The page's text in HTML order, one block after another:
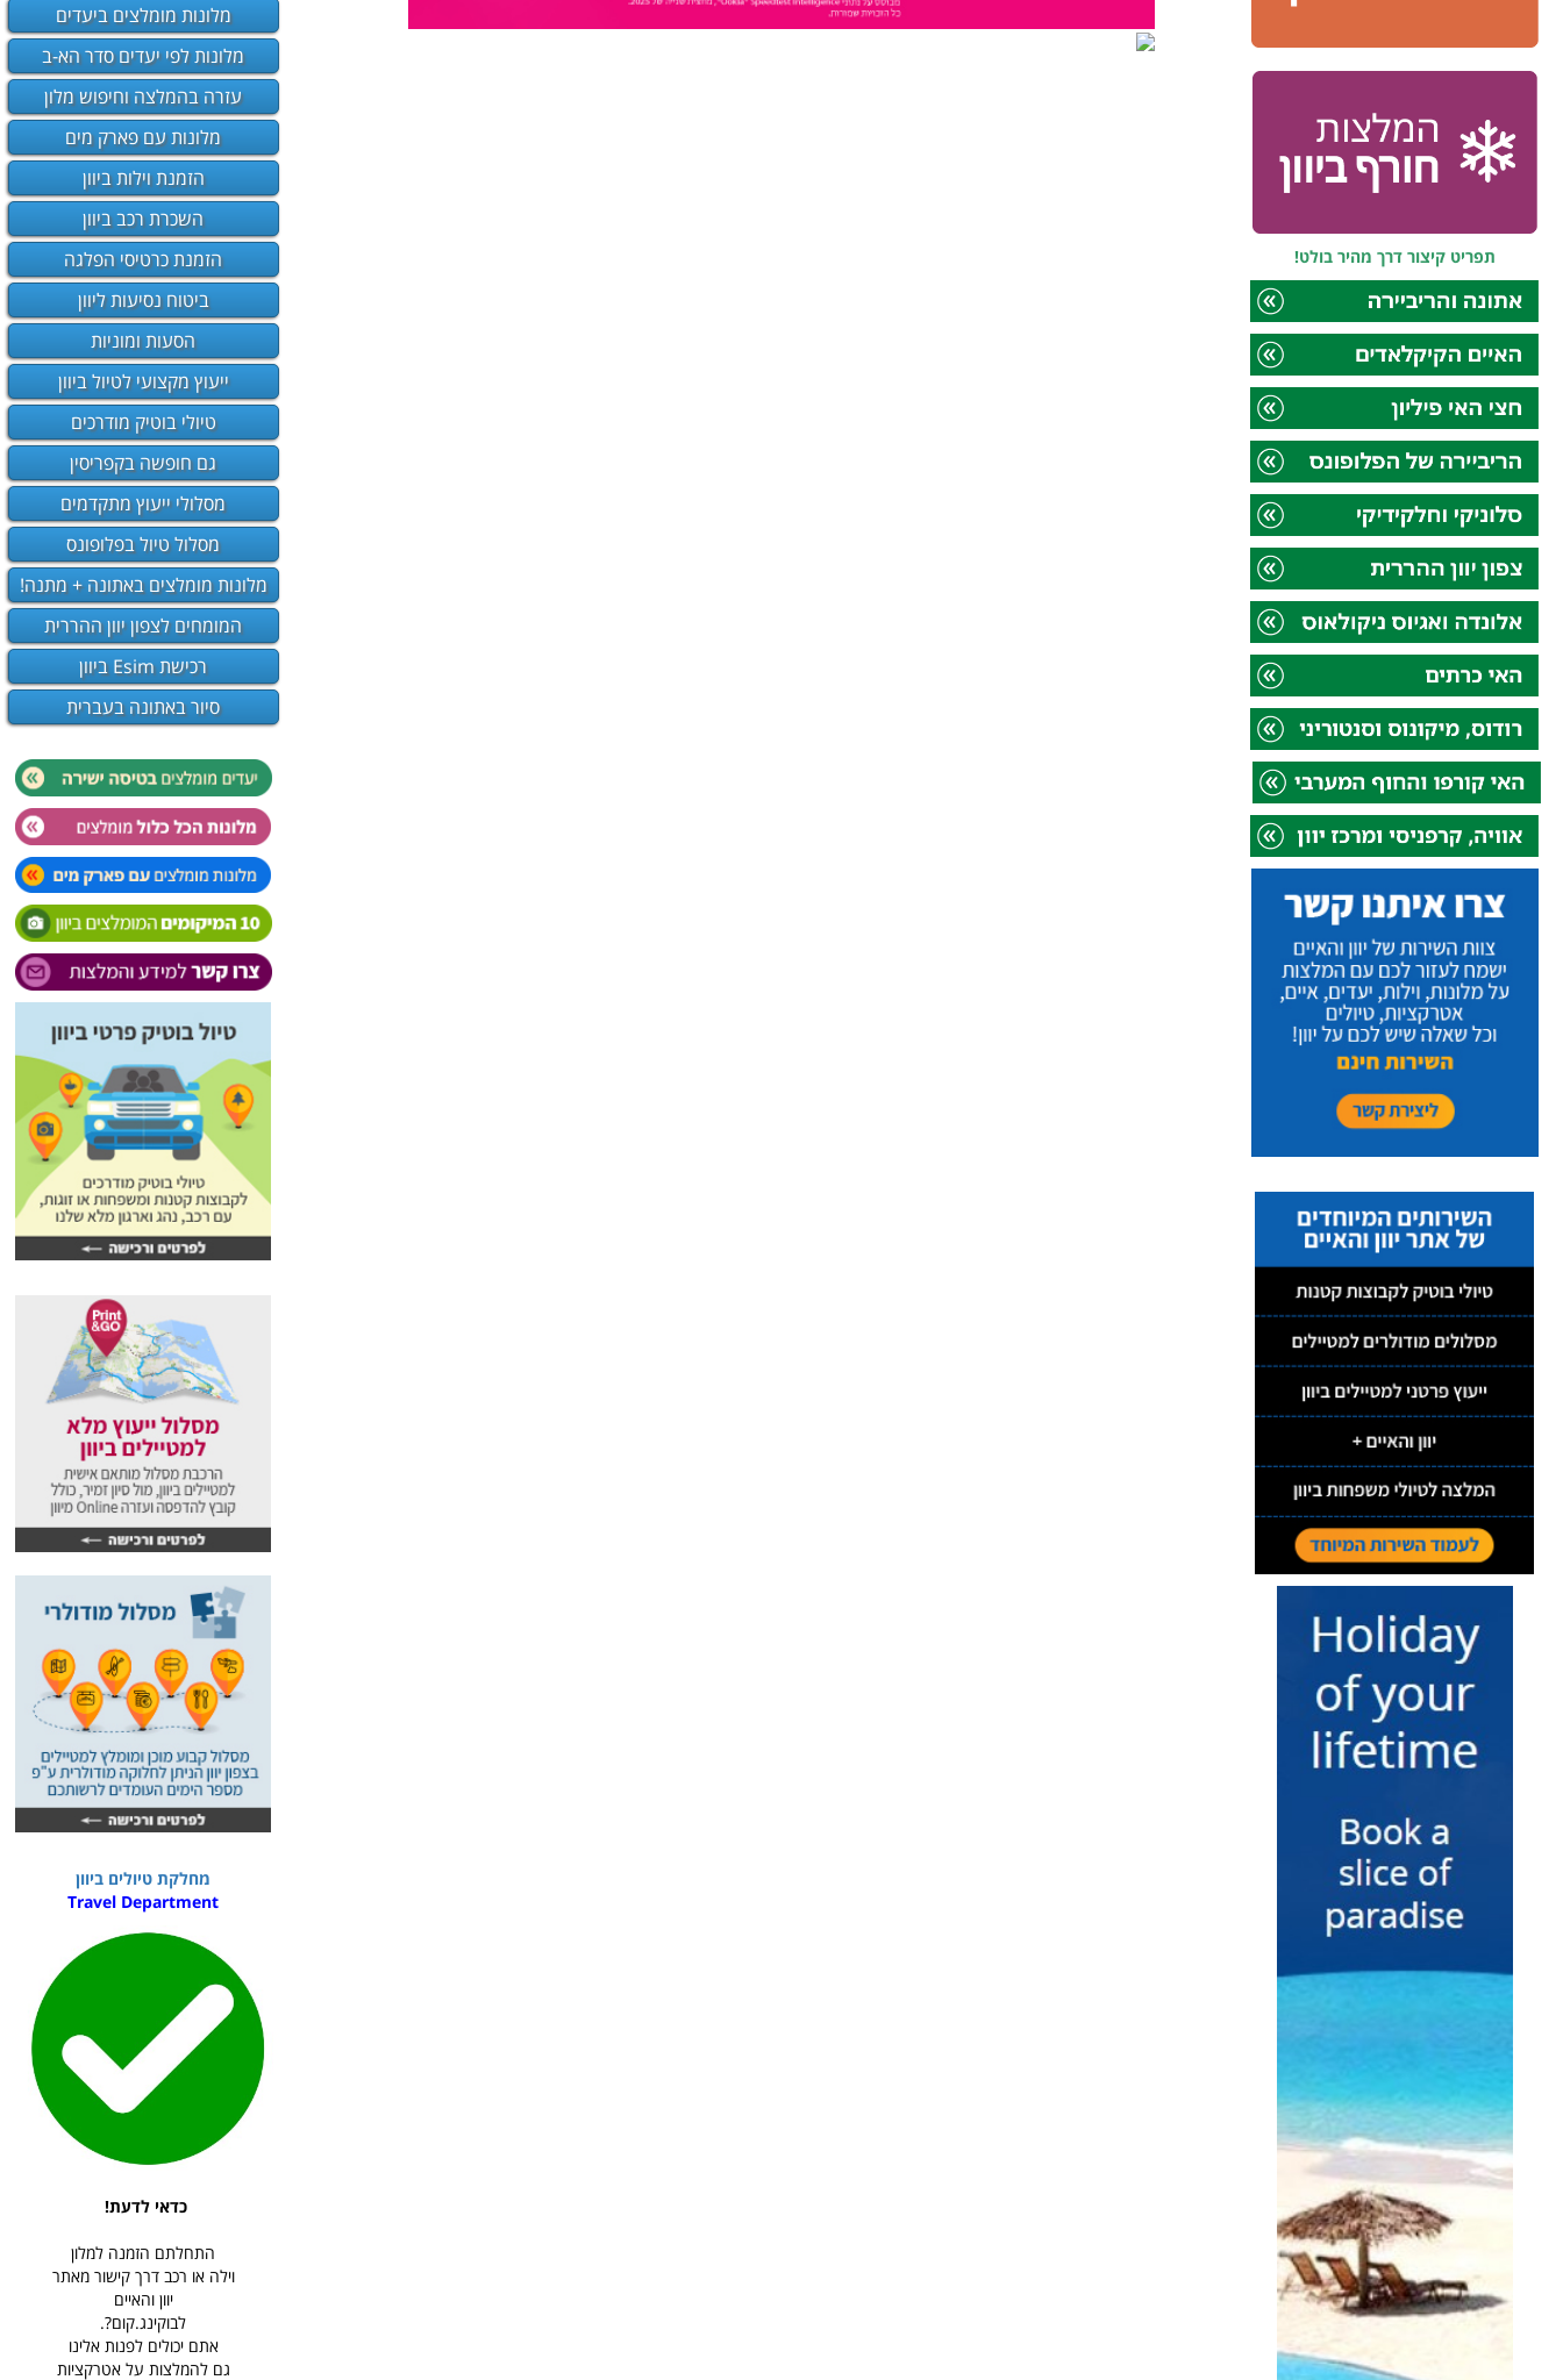
תפריט קיצור דרך מהיר בולט!
מלונות מומלצים ביעדים
מלונות לפי יעדים סדר הא-ב
עזרה בהמלצה וחיפוש מלון
מלונות עם פארק מים
הזמנת וילות ביוון
השכרת רכב ביוון
הזמנת כרטיסי הפלגה
ביטוח נסיעות ליוון
הסעות ומוניות
ייעוץ מקצועי לטיול ביוון
טיולי בוטיק מודרכים
גם חופשה בקפריסין
מסלולי ייעוץ מתקדמים
מסלול טיול בפלופונס
מלונות מומלצים באתונה + מתנה!
המומחים לצפון יוון ההררית
רכישת Esim ביוון
סיור באתונה בעברית
מחלקת טיולים ביוון
Travel Department
כדאי לדעת!
התחלתם הזמנה למלון
וילה או רכב דרך קישור מאתר
יוון והאיים
לבוקינג.קום?.
אתם יכולים לפנות אלינו
גם להמלצות על אטרקציות